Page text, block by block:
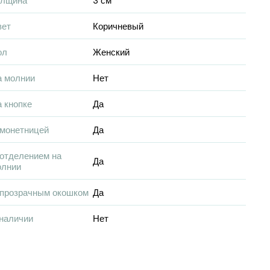
Коричневый
Женский
молнии Нет
кнопке Да
Да
на
Да
окошком Да
Нет